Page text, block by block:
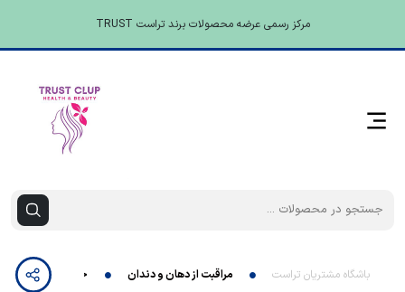
مرکز رسمی عرضه محصولات برند تراست TRUST
باشگاه مشتریان تراست مراقبت از دهان و دندان خوشبوکننده دهان